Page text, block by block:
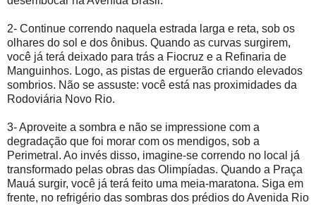
2- Continue correndo naquela estrada larga e reta, sob os
olhares do sol e dos ônibus. Quando as curvas surgirem,
você já terá deixado para trás a Fiocruz e a Refinaria de
Manguinhos. Logo, as pistas de erguerão criando elevados
sombrios. Não se assuste: você está nas proximidades da
Rodoviária Novo Rio.
3- Aproveite a sombra e não se impressione com a
degradação que foi morar com os mendigos, sob a
Perimetral. Ao invés disso, imagine-se correndo no local já
transformado pelas obras das Olimpíadas. Quando a Praça
Mauá surgir, você já terá feito uma meia-maratona. Siga em
frente, no refrigério das sombras dos prédios do Avenida Rio